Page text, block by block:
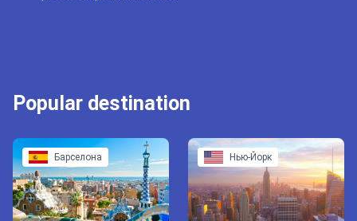
Popular destination
Барселона Нью-Йорк